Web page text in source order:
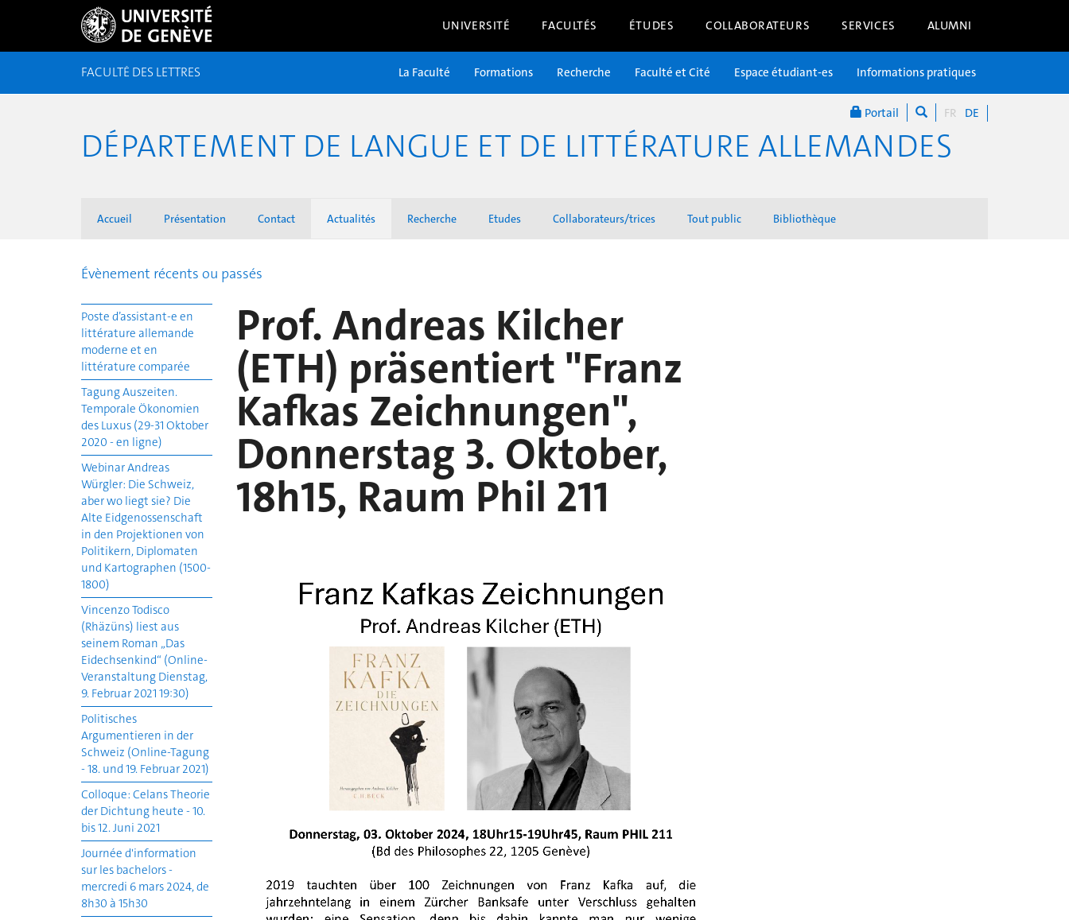
UNIVERSITÉ FACULTÉS ÉTUDES COLLABORATEURS SERVICES ALUMNI
Portail FR DE
FACULTÉ DES LETTRES La Faculté Formations Recherche Faculté et Cité Espace étudiant-es Informations pratiques
DÉPARTEMENT DE LANGUE ET DE LITTÉRATURE ALLEMANDES
Accueil Présentation Contact Actualités Recherche Etudes Collaborateurs/trices Tout public Bibliothèque
Évènement récents ou passés
Poste d’assistant-e en
littérature allemande
moderne et en
littérature comparée
Tagung Auszeiten.
Temporale Ökonomien
des Luxus (29-31 Oktober
2020 - en ligne)
Webinar Andreas
Würgler: Die Schweiz,
aber wo liegt sie? Die
Alte Eidgenossenschaft
in den Projektionen von
Politikern, Diplomaten
und Kartographen (1500-
1800)
Vincenzo Todisco
(Rhäzüns) liest aus
seinem Roman „Das
Eidechsenkind“ (Online-
Veranstaltung Dienstag,
9. Februar 2021 19:30)
Politisches
Argumentieren in der
Schweiz (Online-Tagung
- 18. und 19. Februar 2021)
Colloque: Celans Theorie
der Dichtung heute - 10.
bis 12. Juni 2021
Journée d'information
sur les bachelors -
mercredi 6 mars 2024, de
8h30 à 15h30
Prof. Andreas Kilcher
(ETH) präsentiert "Franz
Kafkas Zeichnungen",
Donnerstag 3. Oktober,
18h15, Raum Phil 211